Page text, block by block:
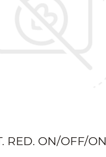
RED. ON/OFF/ON